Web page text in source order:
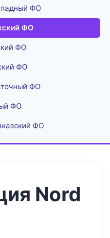
ФО
ФО
ФО
ФО
ФО
ФО
ФО
Nord